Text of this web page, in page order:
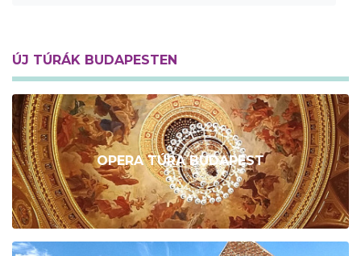
ÚJ TÚRÁK BUDAPESTEN
OPERA TÚRA BUDAPEST